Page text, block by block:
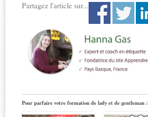
Partagez l'article sur...
Pour parfaire votre formation de lady et de gentleman :